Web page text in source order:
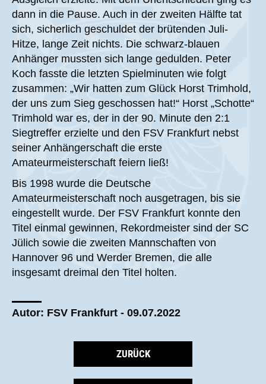
dann in die Pause. Auch in der zweiten Hälfte tat
sich, sicherlich geschuldet der brütenden Juli-
Hitze, lange Zeit nichts. Die schwarz-blauen
Anhänger mussten sich lange gedulden. Peter
Koch fasste die letzten Spielminuten wie folgt
zusammen: „Wir hatten zum Glück Horst Trimhold,
der uns zum Sieg geschossen hat!“ Horst „Schotte“
Trimhold war es, der in der 90. Minute den 2:1
Siegtreffer erzielte und den FSV Frankfurt nebst
seiner Anhängerschaft die erste
Amateurmeisterschaft feiern ließ!
Bis 1998 wurde die Deutsche
Amateurmeisterschaft noch ausgetragen, bis sie
eingestellt wurde. Der FSV Frankfurt konnte den
Titel einmal gewinnen, Rekordmeister sind der SC
Jülich sowie die zweiten Mannschaften von
Hannover 96 und Werder Bremen, die alle
insgesamt dreimal den Titel holten.
Autor: FSV Frankfurt - 09.07.2022
ZURÜCK